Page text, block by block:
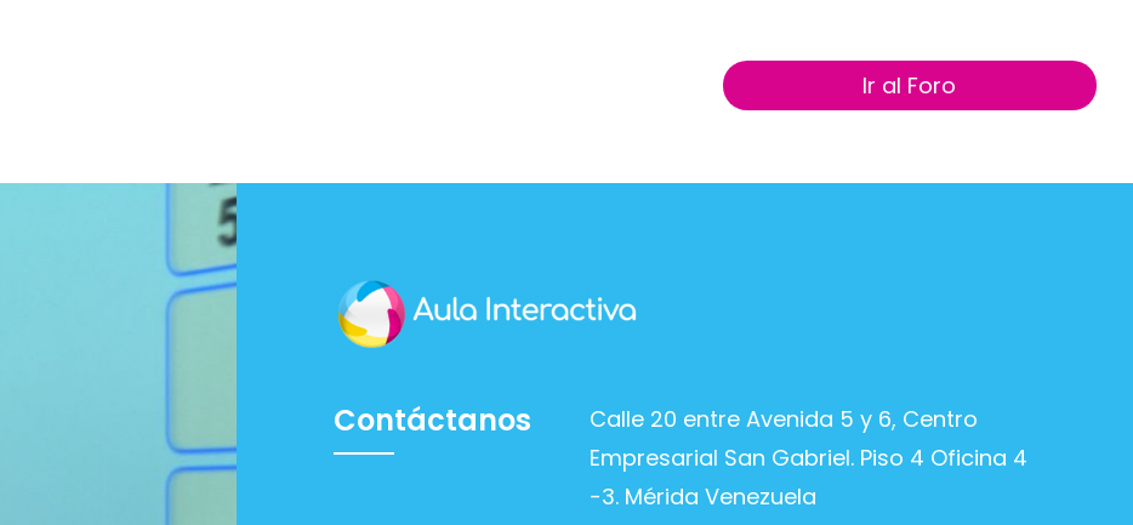
Ir al Foro
Contáctanos
Calle 20 entre Avenida 5 y 6, Centro
Empresarial San Gabriel. Piso 4 Oficina 4
-3. Mérida Venezuela